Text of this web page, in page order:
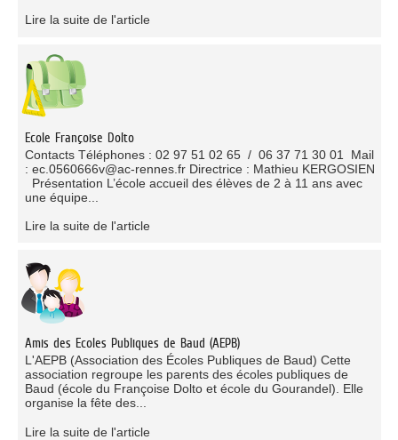
Lire la suite de l'article
Ecole Françoise Dolto
Contacts Téléphones : 02 97 51 02 65 / 06 37 71 30 01 Mail
: ec.0560666v@ac-rennes.fr Directrice : Mathieu KERGOSIEN
Présentation L’école accueil des élèves de 2 à 11 ans avec
une équipe...
Lire la suite de l'article
Amis des Ecoles Publiques de Baud (AEPB)
L'AEPB (Association des Écoles Publiques de Baud) Cette
association regroupe les parents des écoles publiques de
Baud (école du Françoise Dolto et école du Gourandel). Elle
organise la fête des...
Lire la suite de l'article